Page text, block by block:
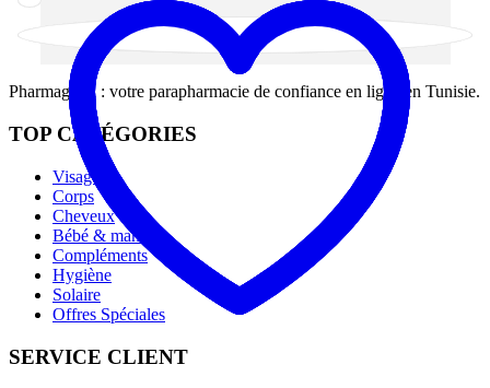
Pharmago.tn : votre parapharmacie de confiance en ligne en Tunisie.
TOP CATÉGORIES
Visage
Corps
Cheveux
Bébé & maman
Compléments
Hygiène
Solaire
Offres Spéciales
SERVICE CLIENT